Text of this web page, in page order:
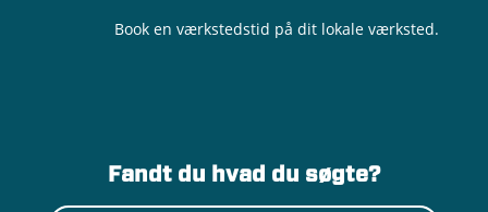
Book en værkstedstid på dit lokale værksted.
Fandt du hvad du søgte?